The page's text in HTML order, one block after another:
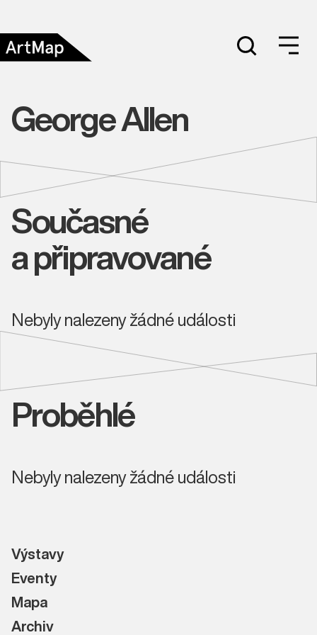
George Allen
Současné
a připravované
Nebyly nalezeny žádné události
Proběhlé
Nebyly nalezeny žádné události
Výstavy
Eventy
Mapa
Archiv